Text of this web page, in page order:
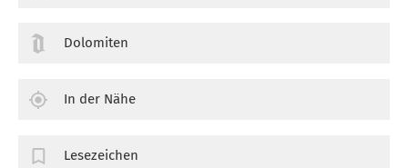
Dolomiten
In der Nähe
Lesezeichen